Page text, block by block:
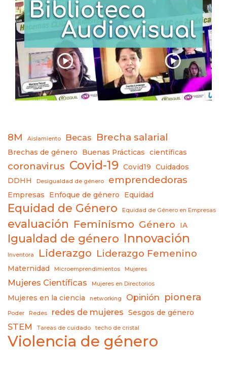
8M Aislamiento Becas Brecha salarial
Brechas de género Buenas Prácticas científicas
coronavirus Covid-19 Covid19
Cuidados
DDHH
Desigualdad de género emprendedoras
Empresas Enfoque de género Equidad
Equidad de Género Equidad de Género en Empresas
evaluación Feminismo Género IA
Igualdad de género Innovación
Inventora Liderazgo Liderazgo Femenino
Maternidad Microemprendimientos Mujeres
Mujeres Científicas Mujeres en Directorios
Mujeres en la ciencia networking Opinión pionera
Poder Redes redes de mujeres Sesgos de género
STEM Tareas de cuidado techo de cristal
Violencia de género